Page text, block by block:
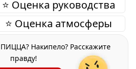
⭐ Оценка руководства
⭐ Оценка атмосферы
Накипело? Расскажите
правду!